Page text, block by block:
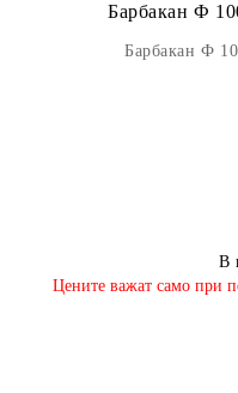
Барбакан Ф
Барбакан Ф
В
​Цените важат само при